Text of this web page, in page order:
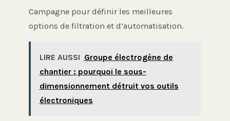
Campagne pour définir les meilleures
options de filtration et d’automatisation.
LIRE AUSSI Groupe électrogène de
chantier : pourquoi le sous-
dimensionnement détruit vos outils
électroniques